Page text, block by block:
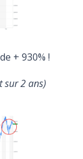
+ 930% !
sur 2 ans)